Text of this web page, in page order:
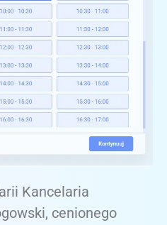
Kancelaria
cenionego